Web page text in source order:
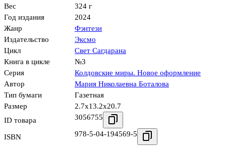
Вес
324 г
Год издания
2024
Жанр
Фэнтези
Издательство
Эксмо
Цикл
Свет Сагдарана
Книга в цикле
№3
Серия
Колдовские миры. Новое оформление
Автор
Мария Николаевна Боталова
Тип бумаги
Газетная
Размер
2.7x13.2x20.7
ID товара
3056755
ISBN 978-5-04-194569-5